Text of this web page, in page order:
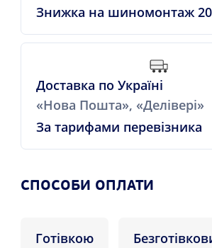
Знижка на шиномонтаж
Доставка по Україні
«Нова Пошта», «Делівері»
За тарифами перевізника
СПОСОБИ ОПЛАТИ
Готівкою